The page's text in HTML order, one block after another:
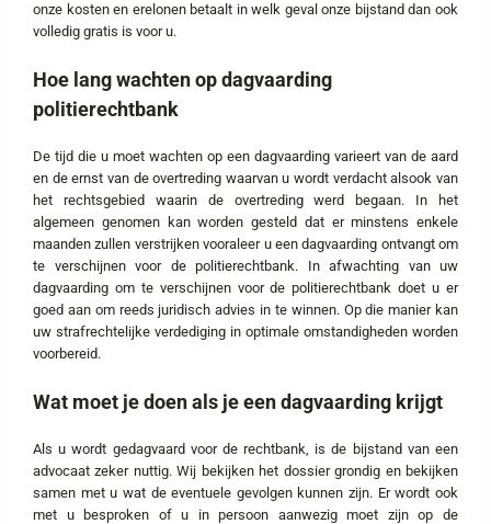
onze kosten en erelonen betaalt in welk geval onze bijstand dan ook
volledig gratis is voor u.
Hoe lang wachten op dagvaarding
politierechtbank
De tijd die u moet wachten op een dagvaarding varieert van de aard
en de ernst van de overtreding waarvan u wordt verdacht alsook van
het rechtsgebied waarin de overtreding werd begaan. In het
algemeen genomen kan worden gesteld dat er minstens enkele
maanden zullen verstrijken vooraleer u een dagvaarding ontvangt om
te verschijnen voor de politierechtbank. In afwachting van uw
dagvaarding om te verschijnen voor de politierechtbank doet u er
goed aan om reeds juridisch advies in te winnen. Op die manier kan
uw strafrechtelijke verdediging in optimale omstandigheden worden
voorbereid.
Wat moet je doen als je een dagvaarding krijgt
Als u wordt gedagvaard voor de rechtbank, is de bijstand van een
advocaat zeker nuttig. Wij bekijken het dossier grondig en bekijken
samen met u wat de eventuele gevolgen kunnen zijn. Er wordt ook
met u besproken of u in persoon aanwezig moet zijn op de